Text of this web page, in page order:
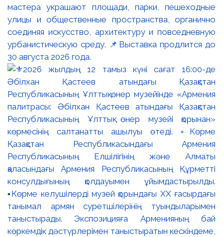
мастера украшают площади, парки, пешеходные
улицы и общественные пространства, органично
соединяя искусство, архитектуру и повседневную
урбанистическую среду. 📌Выставка продлится до
30 августа 2026 года.